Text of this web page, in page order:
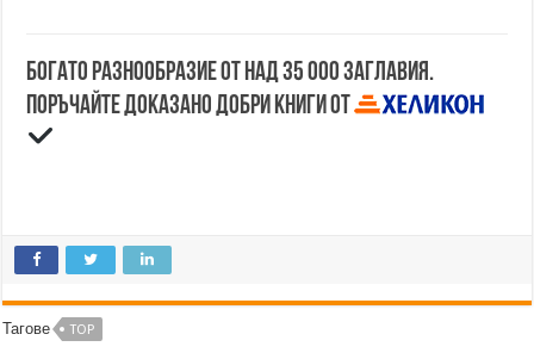
Богато разнообразие от над 35 000 заглавия.
Поръчайте доказано добри книги от
Тагове TOP